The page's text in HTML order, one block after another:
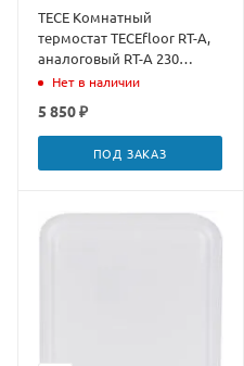
TECE Комнатный
термостат TECEfloor RT-A,
аналоговый RT-A 230
77410030
Нет в наличии
5 850 ₽
ПОД ЗАКАЗ